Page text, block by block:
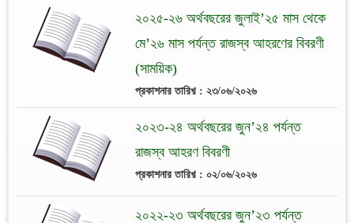
২০২৫-২৬ অর্থবছরের জুলাই’২৫ মাস থেকে
মে’২৬ মাস পর্যন্ত রাজস্ব আহরণের বিবরণী
(সাময়িক)
প্রকাশনার তারিখ় : ২৩/০৬/২০২৬
২০২৩-২৪ অর্থবছরের জুন’২৪ পর্যন্ত
রাজস্ব আহরণ বিবরণী
প্রকাশনার তারিখ় : ০২/০৬/২০২৬
২০২২-২৩ অর্থবছরের জুন’২৩ পর্যন্ত